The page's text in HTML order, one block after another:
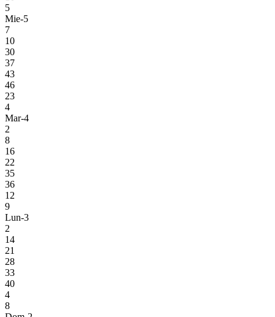
5
Mie-5
7
10
30
37
43
46
23
4
Mar-4
2
8
16
22
35
36
12
9
Lun-3
2
14
21
28
33
40
4
8